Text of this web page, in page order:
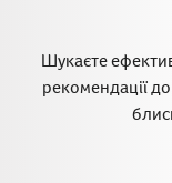
Шукаєте
рекомендації